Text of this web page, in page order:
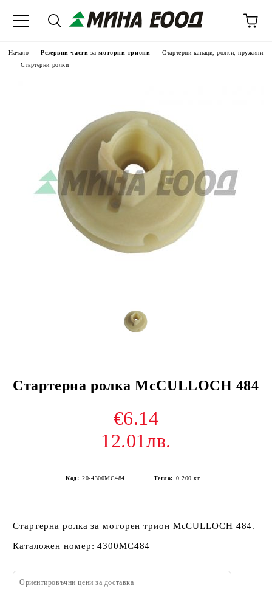
Начало Резервни части за моторни триони
Стартерни капаци, ролки, пружини
Стартерни ролки
Стартерна ролка McCULLOCH 484
€6.14
12.01лв.
Код: 20-4300MC484 Тегло: 0.200 кг
Стартерна ролка за моторен трион McCULLOCH 484.
Каталожен номер: 4300MC484
Ориентировъчни цени за доставка